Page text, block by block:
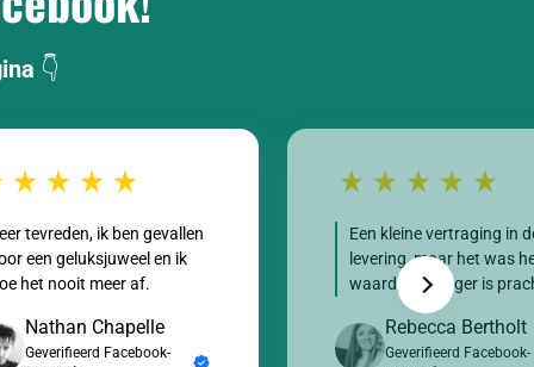
👇
tevreden, ik ben gevallen
een geluksjuweel en ik
het nooit meer af.
Nathan Chapelle
Geverifieerd Facebook-
Een kleine vertraging in
levering, maar het was
waard, de hanger is
Rebecca Bertholt
Geverifieerd Facebook-